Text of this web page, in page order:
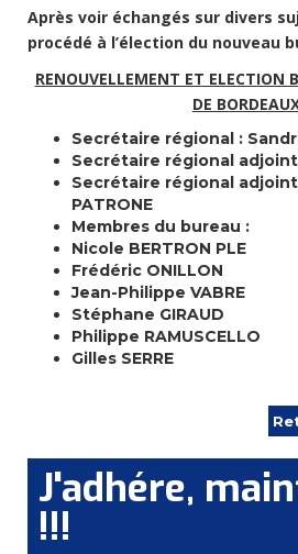
Après voir échangés sur divers
procédé à l’élection du nouveau
RENOUVELLEMENT ET ELECTION
DE
Secrétaire régional :
Secrétaire régional adjoint
Secrétaire régional
PATRONE
Membres du bureau :
Nicole BERTRON PLE
Frédéric ONILLON
Jean-Philippe VABRE
Stéphane GIRAUD
Philippe RAMUSCELLO
Gilles SERRE
J'adhére,
!!!